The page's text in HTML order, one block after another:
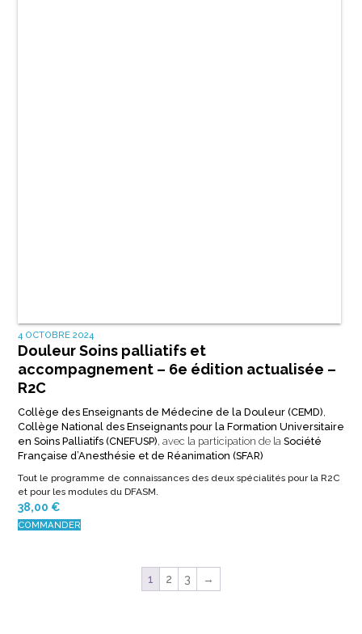
4 OCTOBRE 2024
Douleur Soins palliatifs et
accompagnement – 6e édition actualisée –
R2C
Collège des Enseignants de Médecine de la Douleur (CEMD),
Collège National des Enseignants pour la Formation Universitaire
en Soins Palliatifs (CNEFUSP), avec la participation de la Société
Française d’Anesthésie et de Réanimation (SFAR)
Tout le programme de connaissances des deux spécialités pour la R2C
et pour les modules du DFASM.
38,00 €
COMMANDER
1 2 3 →